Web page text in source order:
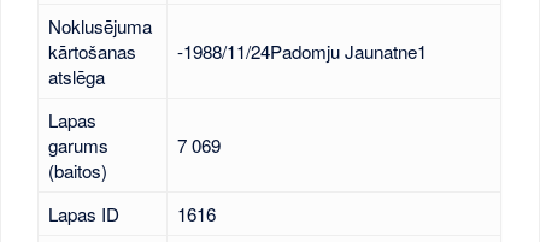
Noklusējuma
kārtošanas
atslēga
-1988/11/24Padomju Jaunatne1
Lapas
garums
(baitos)
7 069
Lapas ID
1616